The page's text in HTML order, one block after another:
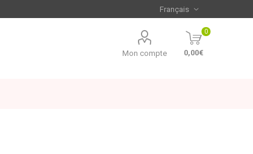
Mon compte
0
0,00€